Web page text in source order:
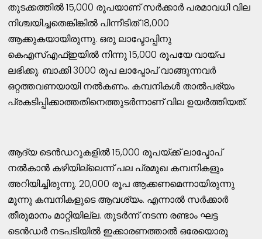
തുടക്കത്തിൽ 15,000 രൂപയാണ് സർക്കാർ പരമാവധി വില
നിശ്ചയിച്ചതെങ്കിങ്കിൽ പിന്നീടിത് 18,000
ആക്കുകയായിരുന്നു. ഒരു ലാപ്ടോപ്പിനു
കെഎസ്എഫ്ഇയിൽ നിന്നു 15,000 രൂപയേ വായ്പ
ലഭിക്കൂ. ബാക്കി 3000 രൂപ ലാപ്ടോപ് വാങ്ങുന്നവർ
ഒറ്റത്തവണയായി നൽകണം. കമ്പനികൾ താൽപര്യം
പ്രകടിപ്പിക്കാത്തതിനെത്തുടർന്നാണ് വില ഉയർത്തിയത്.
ആദ്യ ടെൻഡറുകളിൽ 15,000 രൂപയ്ക്ക് ലാപ്ടോപ്
നൽകാൻ കഴിയില്ലെന്ന് പല പ്രമുഖ കമ്പനികളും
അറിയിച്ചിരുന്നു. 20,000 രൂപ ആക്കണമെന്നായിരുന്നു
മൂന്നു കമ്പനികളുടെ ആവശ്യം. എന്നാൽ സർക്കാർ
തീരുമാനം മാറ്റിയില്ല. തുടർന്ന് നടന്ന രണ്ടാം ഘട്ട
ടെൻഡർ നടപടിയിൽ ഇക്കാരണത്താൽ ഒരേയൊരു